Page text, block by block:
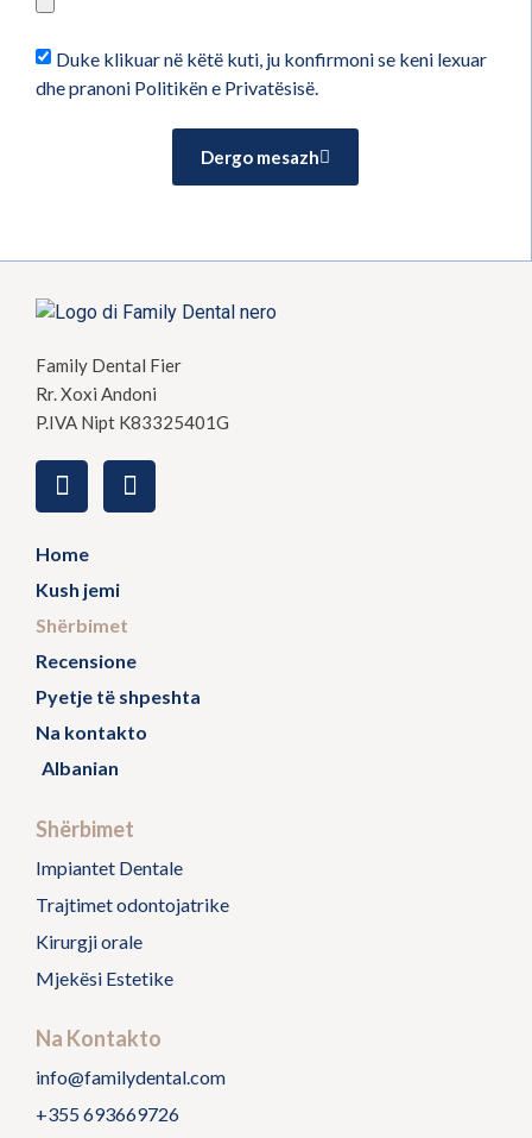
Duke klikuar në këtë kuti, ju konfirmoni se keni lexuar
dhe pranoni Politikën e Privatësisë.
Dergo mesazh
Family Dental Fier
Rr. Xoxi Andoni
P.IVA Nipt K83325401G
Home
Kush jemi
Shërbimet
Recensione
Pyetje të shpeshta
Na kontakto
Albanian
Shërbimet
Impiantet Dentale
Trajtimet odontojatrike
Kirurgji orale
Mjekësi Estetike
Na Kontakto
info@familydental.com
+355 693669726